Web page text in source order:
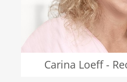
Carina Loeff -